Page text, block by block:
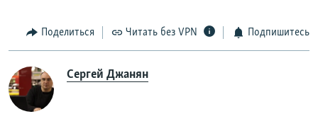
Поделиться Читать без VPN Подпишитесь
Сергей Джанян